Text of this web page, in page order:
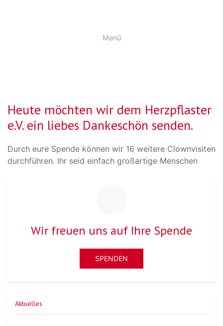
Menü
Heute möchten wir dem Herzpflaster
e.V. ein liebes Dankeschön senden.
Durch eure Spende können wir 16 weitere Clownvisiten
durchführen. Ihr seid einfach großartige Menschen
Wir freuen uns auf Ihre Spende
SPENDEN
Aktuelles